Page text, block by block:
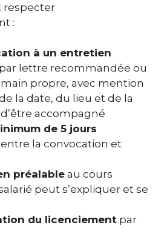
respecter
:
à un entretien
par lettre recommandée ou
propre, avec mention
la date, du lieu et de la
accompagné
de 5 jours
entre la convocation et
préalable au cours
peut s’expliquer et se
du licenciement par